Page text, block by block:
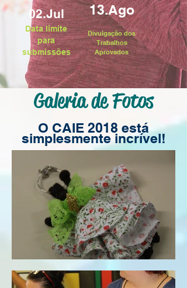
02.Jul
Data limite
para
submissões
13.Ago
Divulgação dos
Trabalhos
Aprovados
Galeria de Fotos
O CAIE 2018 está
simplesmente incrível!